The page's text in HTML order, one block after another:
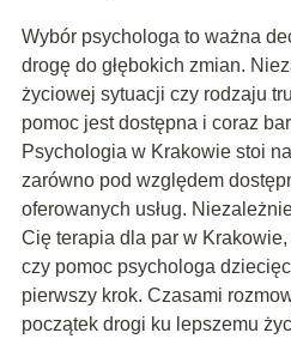
Wybór psychologa to ważna
drogę do głębokich zmian.
życiowej sytuacji czy rodzaju
pomoc jest dostępna i coraz
Psychologia w Krakowie stoi
zarówno pod względem
oferowanych usług.
Cię terapia dla par w
czy pomoc psychologa
pierwszy krok. Czasami
początek drogi ku lepszemu